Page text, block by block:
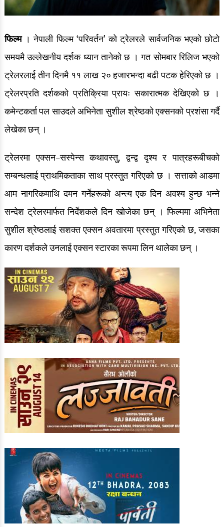
फिल्म। नेपाली फिल्म ‘परिवर्तन’ को ट्रेलरले सार्वजनिक भएको छोटो
समयमै उल्लेखनीय दर्शक ध्यान तानेको छ । गत सोमबार रिलिज भएको
ट्रेलरलाई तीन दिनमै ११ लाख २० हजारभन्दा बढी पटक हेरिएको छ ।
ट्रेलरप्रति दर्शकको प्रतिक्रिया प्रायः सकारात्मक देखिएको छ ।
कमेन्टकर्ता पल साउदले अभिनेता सुशील श्रेष्ठको एक्सनको प्रशंसा गर्दै
लेखेका छन् ।
ट्रेलरमा एक्सन–सस्पेन्स कथावस्तु, द्वन्द्व दृश्य र पात्रहरूबीचको
सम्बन्धलाई प्राथमिकताका साथ प्रस्तुत गरिएको छ । सत्ताको आडमा
आम नागरिकमाथि दमन गर्नेहरूको अन्त्य एक दिन अवश्य हुन्छ भन्ने
सन्देश ट्रेलरमार्फत निर्देशकले दिन खोजेका छन् । फिल्ममा अभिनेता
सुशील श्रेष्ठलाई सशक्त एक्सन अवतारमा प्रस्तुत गरिएको छ, जसका
कारण दर्शकले उनलाई एक्सन स्टारका रूपमा लिन थालेका छन् ।